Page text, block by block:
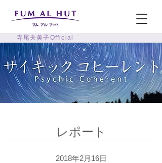
寺尾夫美子Official
レポート
2018年2月16日